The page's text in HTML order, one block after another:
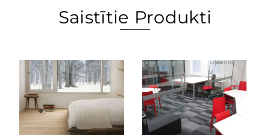
Saistītie Produkti